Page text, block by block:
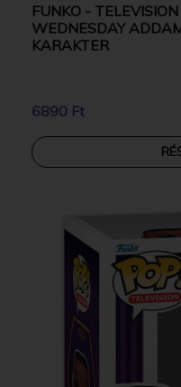
FUNKO -
WEDNESDAY
KARAKTER
6890 Ft